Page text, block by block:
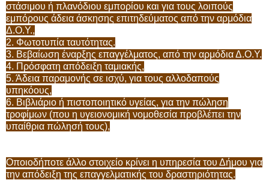
στάσιμου ή πλανόδιου εμπορίου και για τους λοιπούς
εμπόρους άδεια άσκησης επιτηδεύματος από την αρμόδια
Δ.Ο.Υ.,
2. Φωτοτυπία ταυτότητας.
3. Βεβαίωση έναρξης επαγγέλματος, από την αρμόδια Δ.Ο.Υ.
4. Πρόσφατη απόδειξη ταμιακής,
5. Άδεια παραμονής σε ισχύ, για τους αλλοδαπούς
υπηκόους,
6. Βιβλιάριο ή πιστοποιητικό υγείας, για την πώληση
τροφίμων (που η υγειονομική νομοθεσία προβλέπει την
υπαίθρια πώλησή τους),
Οποιοδήποτε άλλο στοιχείο κρίνει η υπηρεσία του Δήμου για
την απόδειξη της επαγγελματικής του δραστηριότητας.